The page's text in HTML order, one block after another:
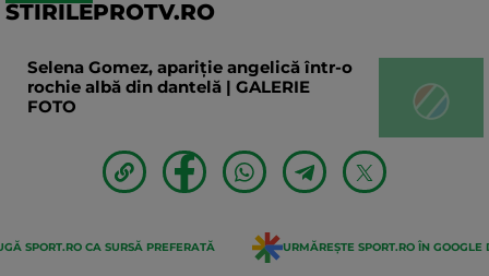
STIRILEPROTV.RO
Selena Gomez, apariție angelică într-o
rochie albă din dantelă | GALERIE
FOTO
SPORT.RO CA SURSĂ PREFERATĂ URMĂREȘTE SPORT.RO ÎN GOOGLE